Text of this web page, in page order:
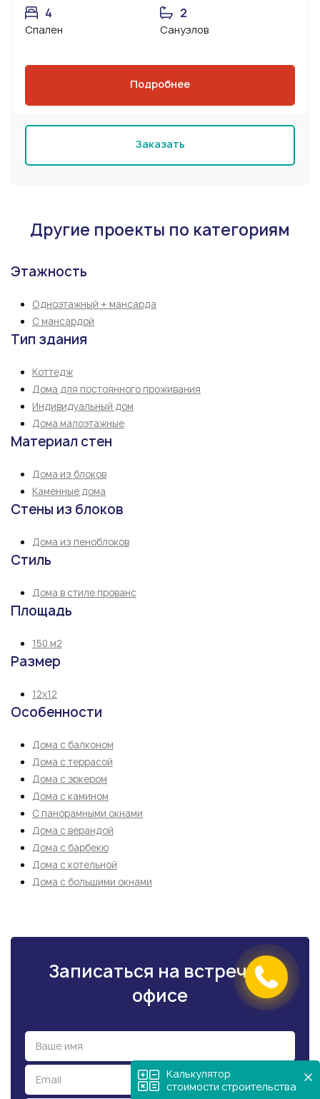
Калькулятор
стоимости строительства
4
Спален
2
Санузлов
Подробнее
Заказать
Другие проекты по категориям
Этажность
Одноэтажный + мансарда
С мансардой
Тип здания
Коттедж
Дома для постоянного проживания
Индивидуальный дом
Дома малоэтажные
Материал стен
Дома из блоков
Каменные дома
Стены из блоков
Дома из пеноблоков
Стиль
Дома в стиле прованс
Площадь
150 м2
Размер
12х12
Особенности
Дома с балконом
Дома с террасой
Дома с эркером
Дома с камином
С панорамными окнами
Дома с верандой
Дома с барбекю
Дома с котельной
Дома с большими окнами
Записаться на встречу в
офисе